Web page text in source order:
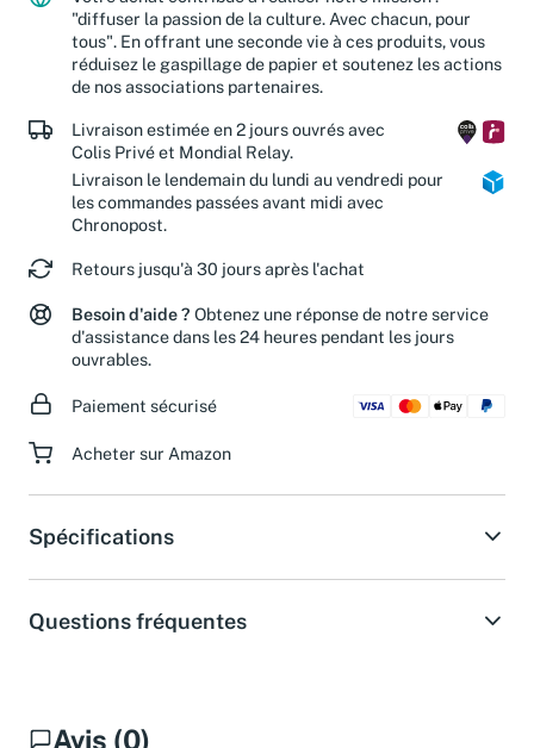
Votre achat contribue à réaliser notre mission :
"diffuser la passion de la culture. Avec chacun, pour
tous". En offrant une seconde vie à ces produits, vous
réduisez le gaspillage de papier et soutenez les actions
de nos associations partenaires.
Livraison estimée en 2 jours ouvrés avec
Colis Privé et Mondial Relay.
Livraison le lendemain du lundi au vendredi pour
les commandes passées avant midi avec
Retours jusqu'à 30 jours après l'achat
Besoin d'aide ?Obtenez une réponse de notre service
d'assistance dans les 24 heures pendant les jours
Spécifications
Questions fréquentes